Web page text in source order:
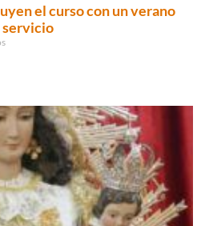
el curso con un verano
servicio